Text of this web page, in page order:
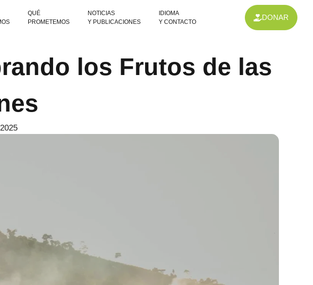
QUÉ
PROMETEMOS
NOTICIAS
Y PUBLICACIONES
IDIOMA
Y CONTACTO
DONAR
los Frutos de las